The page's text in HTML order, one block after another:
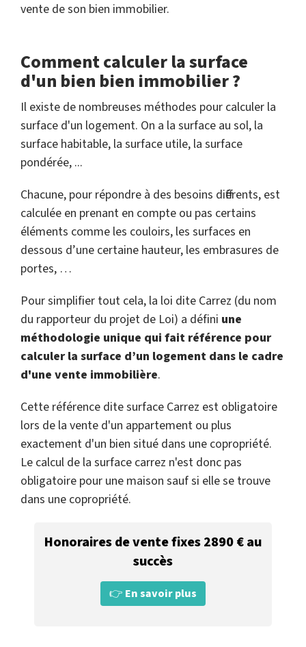
vente de son bien immobilier.
Comment calculer la surface
d'un bien bien immobilier ?
Il existe de nombreuses méthodes pour calculer la
surface d'un logement. On a la surface au sol, la
surface habitable, la surface utile, la surface
pondérée, ...
Chacune, pour répondre à des besoins différents, est
calculée en prenant en compte ou pas certains
éléments comme les couloirs, les surfaces en
dessous d’une certaine hauteur, les embrasures de
portes, …
Pour simplifier tout cela, la loi dite Carrez (du nom
du rapporteur du projet de Loi) a défini une
méthodologie unique qui fait référence pour
calculer la surface d’un logement dans le cadre
d'une vente immobilière.
Cette référence dite surface Carrez est obligatoire
lors de la vente d'un appartement ou plus
exactement d'un bien situé dans une copropriété.
Le calcul de la surface carrez n'est donc pas
obligatoire pour une maison sauf si elle se trouve
dans une copropriété.
Honoraires de vente fixes 2890 € au
succès
👉 En savoir plus